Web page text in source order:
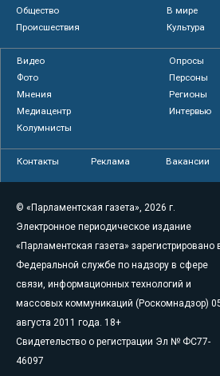
Общество
В мире
Происшествия
Культура
Видео
Опросы
Фото
Персоны
Мнения
Регионы
Медиацентр
Интервью
Колумнисты
Контакты Реклама Вакансии
© «Парламентская газета», 2026 г.
Электронное периодическое издание
«Парламентская газета» зарегистрировано
Федеральной службе по надзору в сфере
связи, информационных технологий и
массовых коммуникаций (Роскомнадзор)
августа 2011 года. 18+
Свидетельство о регистрации Эл № ФС77-
46097